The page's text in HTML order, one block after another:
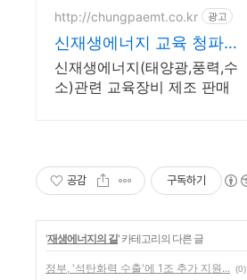
http://chungpaemt.co.kr 광고
신재생에너지 교육 청파
이엠티 혁신적인 교육장
비 제조 판매
신재생에너지(태양광,풍력,수
소)관련 교육장비 제조 판매
공감 구독하기
'재생에너지의 길' 카테고리의 다른 글
정부, '석탄화력 수출'에 1조 추가 지원... (0)